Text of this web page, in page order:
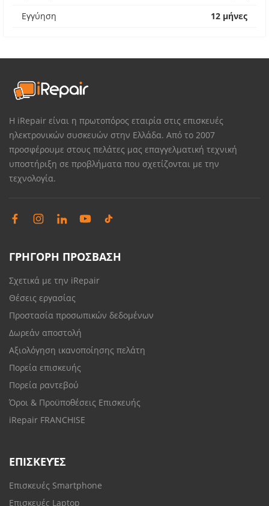
Εγγύηση
12 μήνες
Η iRepair είναι η πρωτοπόρος εταιρία στις επισκευές
ηλεκτρονικών συσκευών στην Ελλάδα. Από το 2007
προσφέρουμε στους πελάτες μας επαγγελματική τεχνική
υποστήριξη σε προβλήματα που σχετίζονται με την
τεχνολογία.
ΓΡΗΓΟΡΗ ΠΡΟΣΒΑΣΗ
Σχετικά με την iRepair
Θέσεις εργασίας
Προστασία προσωπικών δεδομένων
Δωρεάν αποστολή
Αξιολόγηση ικανοποίησης πελάτη
Πορεία επισκευής
Πορεία ραντεβού
Όροι & Προϋποθέσεις Επισκευής
iRepair FRANCHISE
ΕΠΙΣΚΕΥΈΣ
Επισκευές Smartphone
Επισκευές Laptop